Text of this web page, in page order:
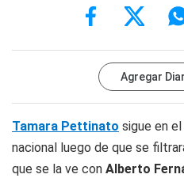
Agregar
Tamara Pettinato sigue en
nacional luego de que se
que se la ve con Alberto